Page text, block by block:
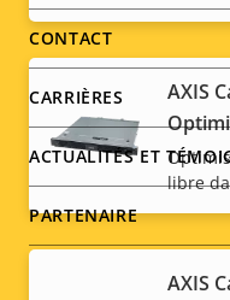
AXIS
libre
AXIS
menu
CONTACT
CARRIÈRES
ACTUALITÉS ET
PARTENAIRE